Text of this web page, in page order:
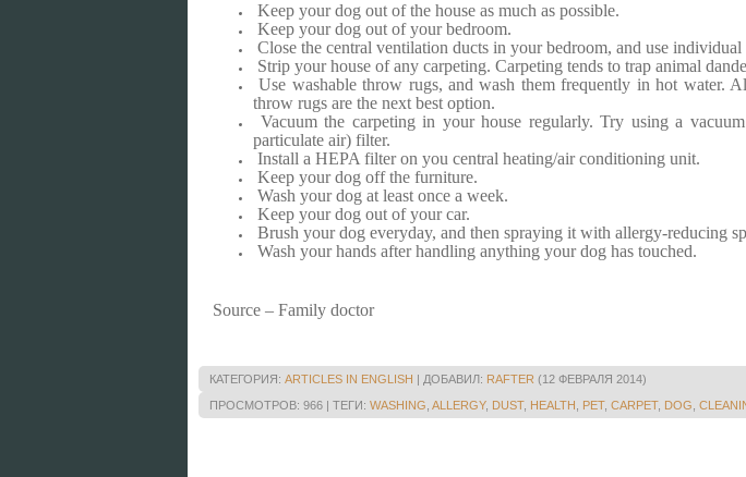
Keep your dog out of the house as much as possible.
Keep your dog out of your bedroom.
Close the central ventilation ducts in your bedroom, and use
Strip your house of any carpeting. Carpeting tends to trap animal
Use washable throw rugs, and wash them frequently in hot water.
throw rugs are the next best option.
Vacuum the carpeting in your house regularly. Try using a
particulate air) filter.
Install a HEPA filter on you central heating/air conditioning unit.
Keep your dog off the furniture.
Wash your dog at least once a week.
Keep your dog out of your car.
Brush your dog everyday, and then spraying it with allergy-reducing
Wash your hands after handling anything your dog has touched.
Source – Family doctor
КАТЕГОРИЯ: ARTICLES IN ENGLISH | ДОБАВИЛ: RAFTER (12 ФЕВРАЛЯ 2014)
ПРОСМОТРОВ: 966 | ТЕГИ: WASHING ALLERGY, DUST, HEALTH PET, CARPET, DOG